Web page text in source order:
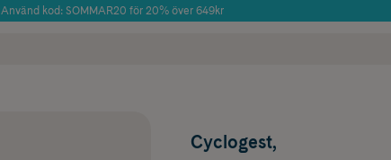
Använd kod: SOMMAR20 för 20% över 649kr
Cyclogest,